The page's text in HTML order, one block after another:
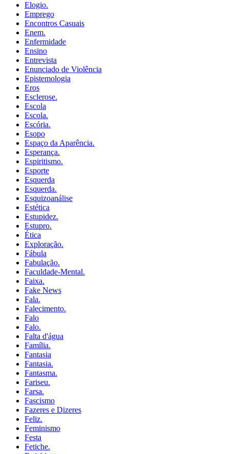
Elogio.
Emprego
Encontros Casuais
Enem.
Enfermidade
Ensino
Entrevista
Enunciado de Violência
Epistemologia
Eros
Esclerose.
Escola
Escola.
Escória.
Esopo
Espaço da Aparência.
Esperança.
Espiritismo.
Esporte
Esquerda
Esquerda.
Esquizoanálise
Estética
Estupidez.
Estupro.
Ética
Exploração.
Fábula
Fabulação.
Faculdade-Mental.
Faixa.
Fake News
Fala.
Falecimento.
Falo
Falo.
Falta d'água
Família.
Fantasia
Fantasia.
Fantasma.
Fariseu.
Farsa.
Fascismo
Fazeres e Dizeres
Feliz.
Feminismo
Festa
Fetiche.